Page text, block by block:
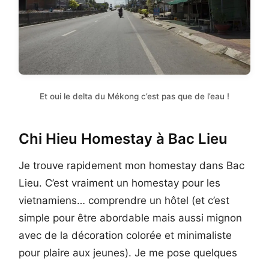
Et oui le delta du Mékong c’est pas que de l’eau !
Chi Hieu Homestay à Bac Lieu
Je trouve rapidement mon homestay dans Bac
Lieu. C’est vraiment un homestay pour les
vietnamiens… comprendre un hôtel (et c’est
simple pour être abordable mais aussi mignon
avec de la décoration colorée et minimaliste
pour plaire aux jeunes). Je me pose quelques